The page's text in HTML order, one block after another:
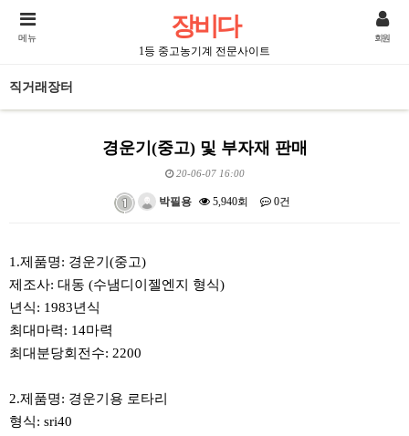
장비다
1등 중고농기계 전문사이트
메뉴 회원
직거래장터
경운기(중고) 및 부자재 판매
20-06-07 16:00
박필용 5,940회 0건
1.제품명: 경운기(중고)
제조사: 대동 (수냄디이젤엔지 형식)
년식: 1983년식
최대마력: 14마력
최대분당회전수: 2200
2.제품명: 경운기용 로타리
형식: sri40